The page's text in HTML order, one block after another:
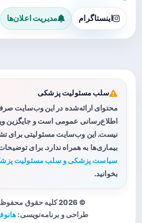
اینستاگرام مدیریت اعلان‌ها
سلب مسئولیت پزشکی
محتوای ارائه‌شده در این وب‌سایت
اطلاع‌رسانی عمومی است و جایگزین
نیست. این وب‌سایت مسئولیتی برای
بیماری‌ها به همراه ندارد. برای
سیاست پزشکی و سلب مسئولیت
بخوانید.
© 2026 کلیه حقوق محفوظ است.
طراحی و برنامه‌نویسی: